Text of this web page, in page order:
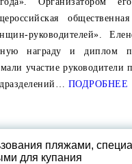
руководителей».
награду и диплом
участие руководители
ПОДРОБНЕЕ
пляжами,
для купания